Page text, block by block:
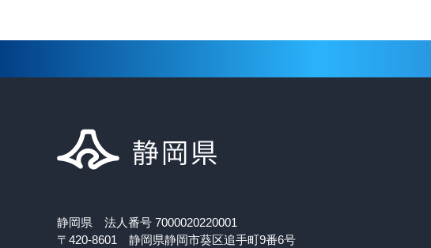
静岡県 法人番号 7000020220001
〒420-8601 静岡県静岡市葵区追手町9番6号